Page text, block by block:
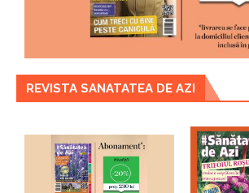
REVISTA SANATATEA DE AZI